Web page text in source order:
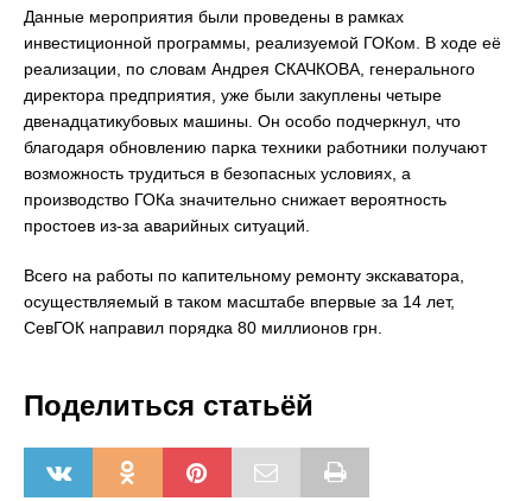
Данные мероприятия были проведены в рамках
инвестиционной программы, реализуемой ГОКом. В ходе её
реализации, по словам Андрея СКАЧКОВА, генерального
директора предприятия, уже были закуплены четыре
двенадцатикубовых машины. Он особо подчеркнул, что
благодаря обновлению парка техники работники получают
возможность трудиться в безопасных условиях, а
производство ГОКа значительно снижает вероятность
простоев из-за аварийных ситуаций.
Всего на работы по капительному ремонту экскаватора,
осуществляемый в таком масштабе впервые за 14 лет,
СевГОК направил порядка 80 миллионов грн.
Поделиться статьёй